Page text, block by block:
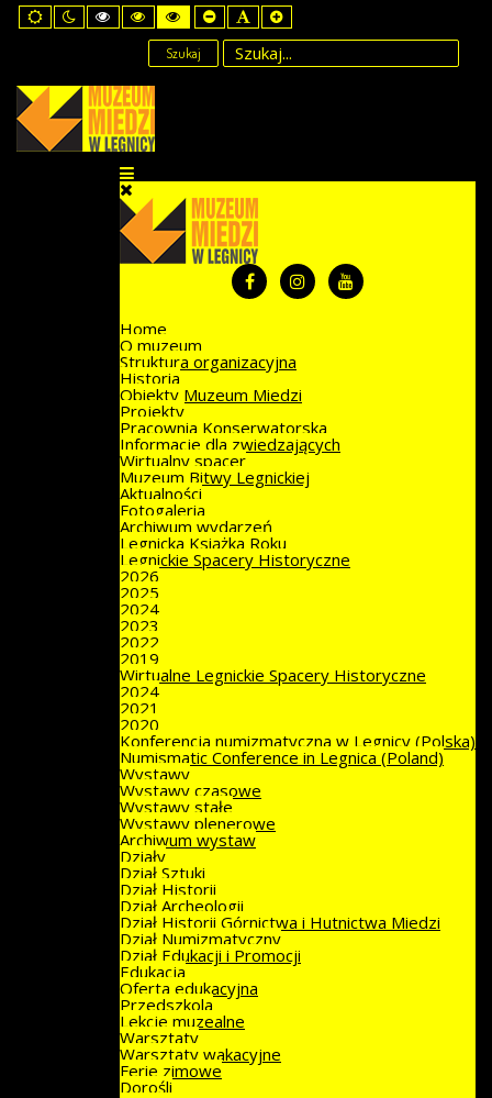
Default
mode
Night
mode
High
Contrast
mode
High
Contrast
Black
Yellow
mode
High
Contrast
Yellow
Black
mode
Set
Smaller
Font
Set
Default
Font
Set
Larger
Font
Szukaj
Home
O muzeum
Struktura organizacyjna
Historia
Obiekty Muzeum Miedzi
Projekty
Pracownia Konserwatorska
Informacje dla zwiedzających
Wirtualny spacer
Muzeum Bitwy Legnickiej
Aktualności
Fotogaleria
Archiwum wydarzeń
Legnicka Książka Roku
Legnickie Spacery Historyczne
2026
2025
2024
2023
2022
2019
Wirtualne Legnickie Spacery Historyczne
2024
2021
2020
Konferencja numizmatyczna w Legnicy (Polska)
Numismatic Conference in Legnica (Poland)
Wystawy
Wystawy czasowe
Wystawy stałe
Wystawy plenerowe
Archiwum wystaw
Działy
Dział Sztuki
Dział Historii
Dział Archeologii
Dział Historii Górnictwa i Hutnictwa Miedzi
Dział Numizmatyczny
Dział Edukacji i Promocji
Edukacja
Oferta edukacyjna
Przedszkola
Lekcje muzealne
Warsztaty
Warsztaty wakacyjne
Ferie zimowe
Dorośli